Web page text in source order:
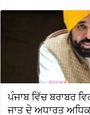
ਪੰਜਾਬ ਵਿੱਚ ਬਰਾਬਰ
ਜਾਤ ਦੇ ਅਧਾਰਤ